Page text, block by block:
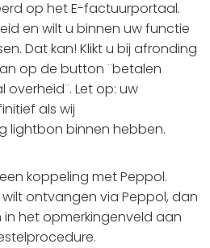
op het E-factuurportaal.
en wilt u binnen uw functie
Dat kan! Klikt u bij afronding
op de button ¨betalen
Let op: uw
als wij
lightbon binnen hebben.
koppeling met Peppol.
ontvangen via Peppol, dan
het opmerkingenveld aan